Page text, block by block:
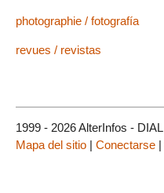
photographie / fotografía
revues / revistas
1999 - 2026 AlterInfos - DIAL
Mapa del sitio | Conectarse |